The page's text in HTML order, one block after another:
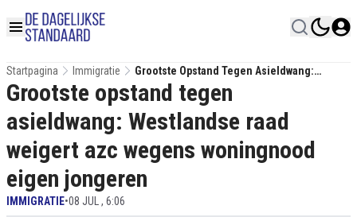
Startpagina Immigratie
Grootste Opstand Tegen Asieldwang:
Westlandse Raad Weigert Azc Wegens
Woningnood Eigen Jongeren
Grootste opstand tegen
asieldwang: Westlandse raad
weigert azc wegens woningnood
eigen jongeren
IMMIGRATIE•08 JUL , 6:06